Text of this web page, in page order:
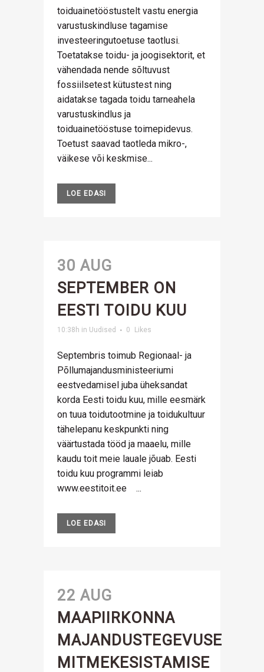
toiduainetööstustelt vastu energia
varustuskindluse tagamise
investeeringutoetuse taotlusi.
Toetatakse toidu- ja joogisektorit, et
vähendada nende sõltuvust
fossiilsetest kütustest ning
aidatakse tagada toidu tarneahela
varustuskindlus ja
toiduainetööstuse toimepidevus.
Toetust saavad taotleda mikro-,
väikese või keskmise...
LOE EDASI
30 AUG
SEPTEMBER ON
EESTI TOIDU KUU
10:38h in Uudised 0 Likes
Septembris toimub Regionaal- ja
Põllumajandusministeeriumi
eestvedamisel juba üheksandat
korda Eesti toidu kuu, mille eesmärk
on tuua toidutootmine ja toidukultuur
tähelepanu keskpunkti ning
väärtustada tööd ja maaelu, mille
kaudu toit meie lauale jõuab. Eesti
toidu kuu programmi leiab
www.eestitoit.ee ...
LOE EDASI
22 AUG
MAAPIIRKONNA
MAJANDUSTEGEVUSE
MITMEKESISTAMISE